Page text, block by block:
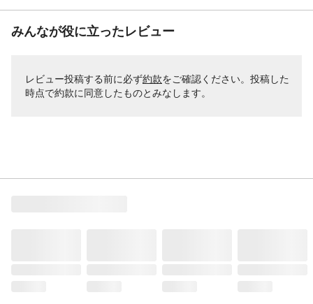
みんなが役に立ったレビュー
レビュー投稿する前に必ず約款をご確認ください。投稿した
時点で約款に同意したものとみなします。